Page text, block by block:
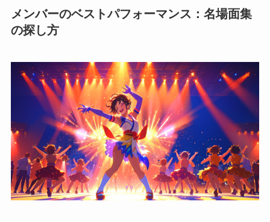
メンバーのベストパフォーマンス：名場面集
の探し方